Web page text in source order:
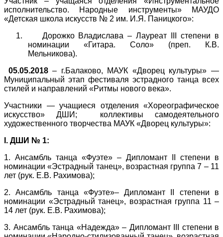
исполнительство. Народные инструменты» МАУДО
«Детская школа искусств № 2 им. И.Я. Паницкого»:
1.
Дорожко Владислава – Лауреат
степени в
номинации «Гитара. Соло» (преп. К.В.
Мельникова).
05.05.2018– г.Балаково, МАУК «Дворец культуры» —
Муниципальный этап фестиваля эстрадного танца всех
стилей и направлений «Ритмы нового века».
Участники — учащиеся отделения «Хореографическое
искусство» ДШИ; коллективы самодеятельного
художественного творчества МАУК «Дворец культуры»:
. ДШИ № 1:
1. Ансамбль танца «Фуэте» – Дипломант
степени в
номинации «Эстрадный танец», возрастная группа 7 – 11
лет (рук. Е.В. Рахимова);
2. Ансамбль танца «Фуэте»– Дипломант
степени в
номинации «Эстрадный танец», возрастная группа 11 –
14 лет (рук. Е.В. Рахимова);
3. Ансамбль танца «Надежда» – Дипломант
степени в